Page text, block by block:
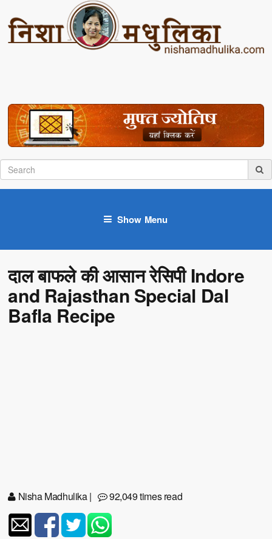
Show Menu
दाल बाफले की आसान रेसिपी Indore
and Rajasthan Special Dal
Bafla Recipe
Nisha Madhulika| 92,049 times read